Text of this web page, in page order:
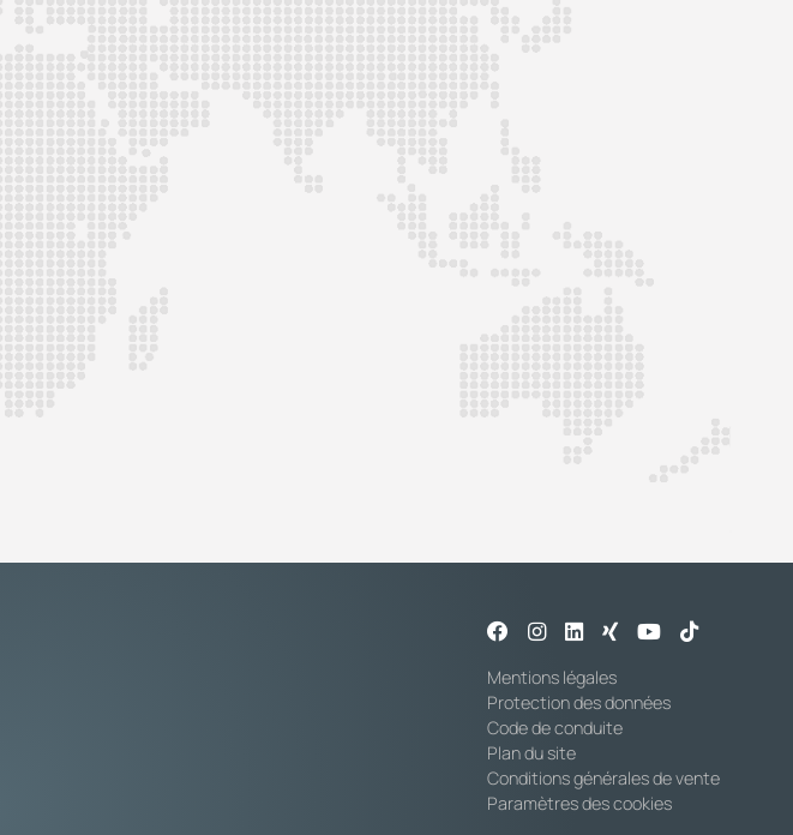
Mentions légales
Protection des données
Code de conduite
Plan du site
Conditions générales de vente
Paramètres des cookies